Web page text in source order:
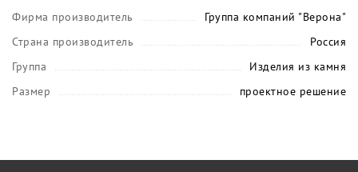
Фирма производитель
Группа компаний "Верона"
Страна производитель
Россия
Группа
Изделия из камня
Размер
проектное решение